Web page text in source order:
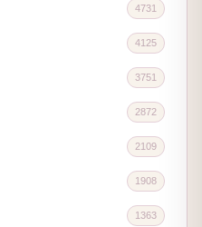
4731
4125
3751
2872
2109
1908
1363